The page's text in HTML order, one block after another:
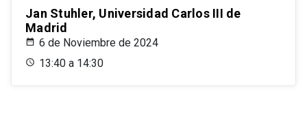
Jan Stuhler, Universidad Carlos III de
Madrid
6 de Noviembre de 2024
13:40 a 14:30